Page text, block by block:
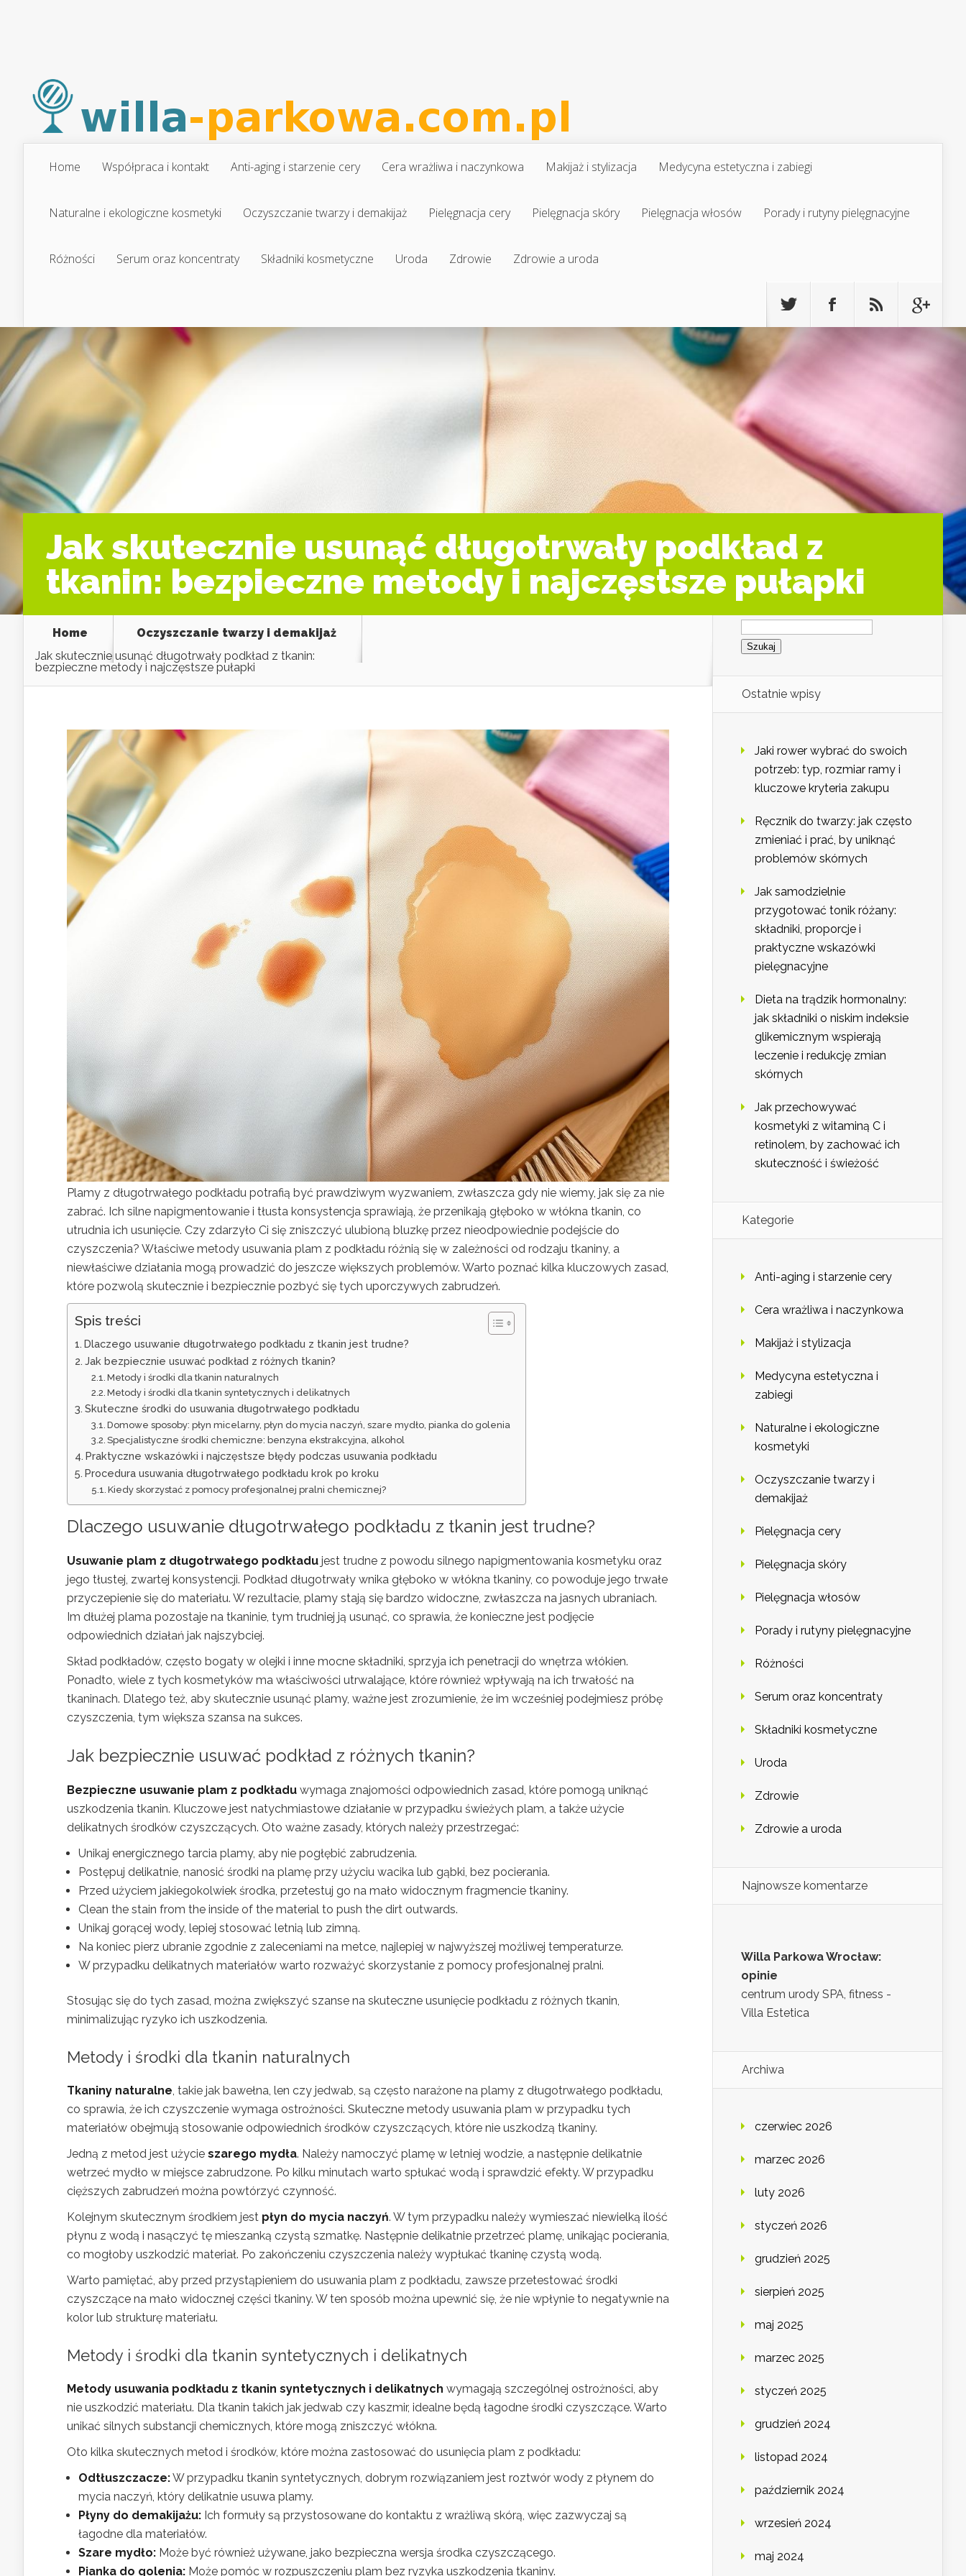
Home Współpraca i kontakt Anti-aging i starzenie cery Cera wrażliwa i naczynkowa Makijaż i stylizacja Medycyna estetyczna i zabiegi
Naturalne i ekologiczne kosmetyki Oczyszczanie twarzy i demakijaż Pielęgnacja cery Pielęgnacja skóry Pielęgnacja włosów Porady i rutyny pielęgnacyjne
Różności Serum oraz koncentraty Składniki kosmetyczne Uroda Zdrowie Zdrowie a uroda
Jak skutecznie usunąć długotrwały podkład z
tkanin: bezpieczne metody i najczęstsze pułapki
Home
Oczyszczanie twarzy i demakijaż
Jak skutecznie usunąć długotrwały podkład z tkanin:
bezpieczne metody i najczęstsze pułapki
Plamy z długotrwałego podkładu potrafią być prawdziwym wyzwaniem, zwłaszcza gdy nie wiemy, jak się za nie
zabrać. Ich silne napigmentowanie i tłusta konsystencja sprawiają, że przenikają głęboko w włókna tkanin, co
utrudnia ich usunięcie. Czy zdarzyło Ci się zniszczyć ulubioną bluzkę przez nieodpowiednie podejście do
czyszczenia? Właściwe metody usuwania plam z podkładu różnią się w zależności od rodzaju tkaniny, a
niewłaściwe działania mogą prowadzić do jeszcze większych problemów. Warto poznać kilka kluczowych zasad,
które pozwolą skutecznie i bezpiecznie pozbyć się tych uporczywych zabrudzeń.
Spis treści
Dlaczego usuwanie długotrwałego podkładu z tkanin jest trudne?
Jak bezpiecznie usuwać podkład z różnych tkanin?
Metody i środki dla tkanin naturalnych
Metody i środki dla tkanin syntetycznych i delikatnych
Skuteczne środki do usuwania długotrwałego podkładu
Domowe sposoby: płyn micelarny, płyn do mycia naczyń, szare mydło, pianka do golenia
Specjalistyczne środki chemiczne: benzyna ekstrakcyjna, alkohol
Praktyczne wskazówki i najczęstsze błędy podczas usuwania podkładu
Procedura usuwania długotrwałego podkładu krok po kroku
Kiedy skorzystać z pomocy profesjonalnej pralni chemicznej?
Dlaczego usuwanie długotrwałego podkładu z tkanin jest trudne?
Usuwanie plam z długotrwałego podkładu jest trudne z powodu silnego napigmentowania kosmetyku oraz
jego tłustej, zwartej konsystencji. Podkład długotrwały wnika głęboko w włókna tkaniny, co powoduje jego trwałe
przyczepienie się do materiału. W rezultacie, plamy stają się bardzo widoczne, zwłaszcza na jasnych ubraniach.
Im dłużej plama pozostaje na tkaninie, tym trudniej ją usunąć, co sprawia, że konieczne jest podjęcie
odpowiednich działań jak najszybciej.
Skład podkładów, często bogaty w olejki i inne mocne składniki, sprzyja ich penetracji do wnętrza włókien.
Ponadto, wiele z tych kosmetyków ma właściwości utrwalające, które również wpływają na ich trwałość na
tkaninach. Dlatego też, aby skutecznie usunąć plamy, ważne jest zrozumienie, że im wcześniej podejmiesz próbę
czyszczenia, tym większa szansa na sukces.
Jak bezpiecznie usuwać podkład z różnych tkanin?
Bezpieczne usuwanie plam z podkładu wymaga znajomości odpowiednich zasad, które pomogą uniknąć
uszkodzenia tkanin. Kluczowe jest natychmiastowe działanie w przypadku świeżych plam, a także użycie
delikatnych środków czyszczących. Oto ważne zasady, których należy przestrzegać:
Unikaj energicznego tarcia plamy, aby nie pogłębić zabrudzenia.
Postępuj delikatnie, nanosić środki na plamę przy użyciu wacika lub gąbki, bez pocierania.
Przed użyciem jakiegokolwiek środka, przetestuj go na mało widocznym fragmencie tkaniny.
Clean the stain from the inside of the material to push the dirt outwards.
Unikaj gorącej wody, lepiej stosować letnią lub zimną.
Na koniec pierz ubranie zgodnie z zaleceniami na metce, najlepiej w najwyższej możliwej temperaturze.
W przypadku delikatnych materiałów warto rozważyć skorzystanie z pomocy profesjonalnej pralni.
Stosując się do tych zasad, można zwiększyć szanse na skuteczne usunięcie podkładu z różnych tkanin,
minimalizując ryzyko ich uszkodzenia.
Metody i środki dla tkanin naturalnych
Tkaniny naturalne , takie jak bawełna, len czy jedwab, są często narażone na plamy z długotrwałego podkładu,
co sprawia, że ich czyszczenie wymaga ostrożności. Skuteczne metody usuwania plam w przypadku tych
materiałów obejmują stosowanie odpowiednich środków czyszczących, które nie uszkodzą tkaniny.
Jedną z metod jest użycie szarego mydła. Należy namoczyć plamę w letniej wodzie, a następnie delikatnie
wetrzeć mydło w miejsce zabrudzone. Po kilku minutach warto spłukać wodą i sprawdzić efekty. W przypadku
cięższych zabrudzeń można powtórzyć czynność.
Kolejnym skutecznym środkiem jest płyn do mycia naczyń. W tym przypadku należy wymieszać niewielką ilość
płynu z wodą i nasączyć tę mieszanką czystą szmatkę. Następnie delikatnie przetrzeć plamę, unikając pocierania,
co mogłoby uszkodzić materiał. Po zakończeniu czyszczenia należy wypłukać tkaninę czystą wodą.
Warto pamiętać, aby przed przystąpieniem do usuwania plam z podkładu, zawsze przetestować środki
czyszczące na mało widocznej części tkaniny. W ten sposób można upewnić się, że nie wpłynie to negatywnie na
kolor lub strukturę materiału.
Metody i środki dla tkanin syntetycznych i delikatnych
Metody usuwania podkładu z tkanin syntetycznych i delikatnych wymagają szczególnej ostrożności, aby
nie uszkodzić materiału. Dla tkanin takich jak jedwab czy kaszmir, idealne będą łagodne środki czyszczące. Warto
unikać silnych substancji chemicznych, które mogą zniszczyć włókna.
Oto kilka skutecznych metod i środków, które można zastosować do usunięcia plam z podkładu:
Odtłuszczacze:W przypadku tkanin syntetycznych, dobrym rozwiązaniem jest roztwór wody z płynem do
mycia naczyń, który delikatnie usuwa plamy.
Płyny do demakijażu: Ich formuły są przystosowane do kontaktu z wrażliwą skórą, więc zazwyczaj są
łagodne dla materiałów.
Szare mydło: Może być również używane, jako bezpieczna wersja środka czyszczącego.
Pianka do golenia: Może pomóc w rozpuszczeniu plam bez ryzyka uszkodzenia tkaniny.
Szukaj:
Ostatnie wpisy
Jaki rower wybrać do swoich
potrzeb: typ, rozmiar ramy i
kluczowe kryteria zakupu
Ręcznik do twarzy: jak często
zmieniać i prać, by uniknąć
problemów skórnych
Jak samodzielnie
przygotować tonik różany:
składniki, proporcje i
praktyczne wskazówki
pielęgnacyjne
Dieta na trądzik hormonalny:
jak składniki o niskim indeksie
glikemicznym wspierają
leczenie i redukcję zmian
skórnych
Jak przechowywać
kosmetyki z witaminą C i
retinolem, by zachować ich
skuteczność i świeżość
Kategorie
Anti-aging i starzenie cery
Cera wrażliwa i naczynkowa
Makijaż i stylizacja
Medycyna estetyczna i
zabiegi
Naturalne i ekologiczne
kosmetyki
Oczyszczanie twarzy i
demakijaż
Pielęgnacja cery
Pielęgnacja skóry
Pielęgnacja włosów
Porady i rutyny pielęgnacyjne
Różności
Serum oraz koncentraty
Składniki kosmetyczne
Uroda
Zdrowie
Zdrowie a uroda
Najnowsze komentarze
Willa Parkowa Wrocław:
opinie
centrum urody SPA, fitness -
Villa Estetica
Archiwa
czerwiec 2026
marzec 2026
luty 2026
styczeń 2026
grudzień 2025
sierpień 2025
maj 2025
marzec 2025
styczeń 2025
grudzień 2024
listopad 2024
październik 2024
wrzesień 2024
maj 2024